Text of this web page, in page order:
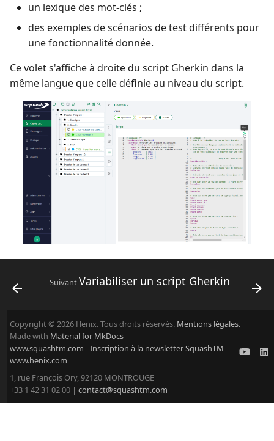
un lexique des mot-clés ;
des exemples de scénarios de test différents pour
une fonctionnalité donnée.
Ce volet s'affiche à droite du script Gherkin dans la
même langue que celle définie au niveau du script.
SuivantVariabiliser un script Gherkin
Copyright © 2026 Henix. Tous droits réservés. Mentions légales.
Made with Material for MkDocs
www.squashtm.com
www.henix.com
Inscription à la newsletter SquashTM
1, rue François Ory, 92120 MONTROUGE
+33 1 42 31 02 00 | contact@squashtm.com